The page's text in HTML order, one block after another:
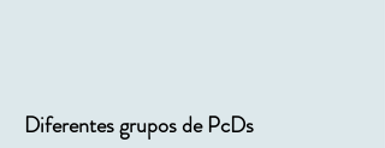
Benefícios específicos -
Diferentes grupos de PcDs